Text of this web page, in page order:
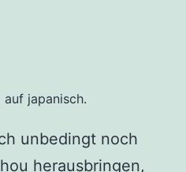
auf japanisch.
unbedingt noch
herausbringen,